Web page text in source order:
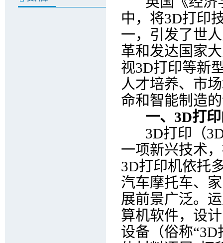
中，将3D打印
一，引发了世
革和发达国家
视3D打印等新
人才培养、市
命和智能制造
一、3D打
3D打印（3D
一项新兴技术
3D打印机依托
汽车摩托车、
展前景广泛。
算机软件，设
设备（俗称